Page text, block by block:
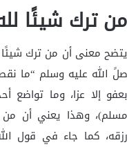
من ترك شيئًا
يتضح معنى أن من ترك
صلً الله عليه وسلم “ما
بعفو إلا عزا، وما تواضع
مسلم)، وهذا يعني أن
رزقه، كما جاء في قول